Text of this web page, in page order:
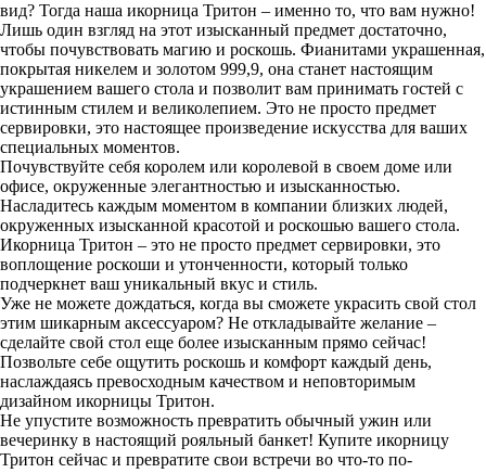
вид? Тогда наша икорница Тритон – именно то, что вам нужно!
Лишь один взгляд на этот изысканный предмет достаточно,
чтобы почувствовать магию и роскошь. Фианитами украшенная,
покрытая никелем и золотом 999,9, она станет настоящим
украшением вашего стола и позволит вам принимать гостей с
истинным стилем и великолепием. Это не просто предмет
сервировки, это настоящее произведение искусства для ваших
специальных моментов.
Почувствуйте себя королем или королевой в своем доме или
офисе, окруженные элегантностью и изысканностью.
Насладитесь каждым моментом в компании близких людей,
окруженных изысканной красотой и роскошью вашего стола.
Икорница Тритон – это не просто предмет сервировки, это
воплощение роскоши и утонченности, который только
подчеркнет ваш уникальный вкус и стиль.
Уже не можете дождаться, когда вы сможете украсить свой стол
этим шикарным аксессуаром? Не откладывайте желание –
сделайте свой стол еще более изысканным прямо сейчас!
Позвольте себе ощутить роскошь и комфорт каждый день,
наслаждаясь превосходным качеством и неповторимым
дизайном икорницы Тритон.
Не упустите возможность превратить обычный ужин или
вечеринку в настоящий рояльный банкет! Купите икорницу
Тритон сейчас и превратите свои встречи во что-то по-